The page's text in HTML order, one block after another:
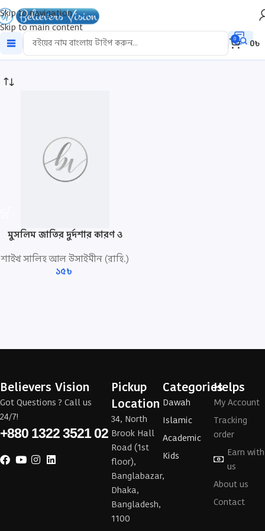
Skip to navigation
Skip to main content
0 0৳
usaimeen
মুসলিম জাতির দুর্দশার কারণ ও
শাইখ সালিহ আল উসাইমীন (রাহি.)
১৫৳
Believers Vision
Got Questions ? Call us
24/7!
+880 1322 3521 02
Pickup
Location
34, North
Brook Hall
Road (1st
floor),
Banglabazar,
Dhaka,
Bangladesh,
1100
Categories
Dawah
Islamic
Academic
Kids
Helps
My Account
Tracking
order
Earn with
us
About us
Contact